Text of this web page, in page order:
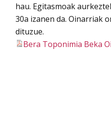
hau. Egitasmoak
30a izanen da. Oinarriak
dituzue.
Bera Toponimia Beka